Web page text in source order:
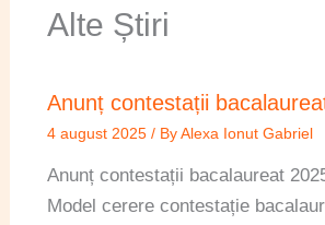
Alte Știri
Anunț contestații
4 august 2025/ ByAlexa Ionut Gabriel
Anunț contestații bacalaureat
Model cerere contestație